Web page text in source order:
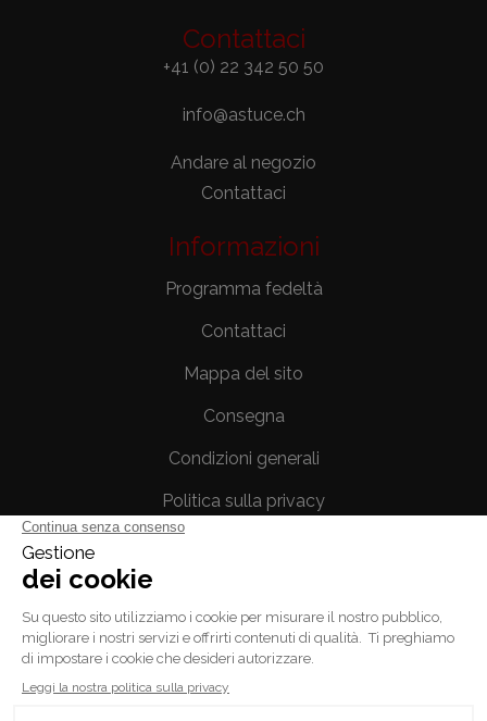
Contattaci
+41 (0) 22 342 50 50
info@astuce.ch
Andare al negozio
Contattaci
Informazioni
Programma fedeltà
Contattaci
Mappa del sito
Consegna
Condizioni generali
Politica sulla privacy
Il tuo account
Informazioni personali
Ordini